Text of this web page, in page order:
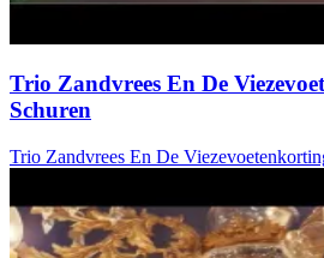
Trio Zandvrees En De
Schuren
Trio Zandvrees En De